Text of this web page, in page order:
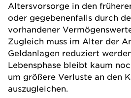
Altersvorsorge in den
oder gegebenenfalls durch
vorhandener
Zugleich muss im Alter der
Geldanlagen reduziert
Lebensphase bleibt kaum
um größere Verluste an den
auszugleichen.